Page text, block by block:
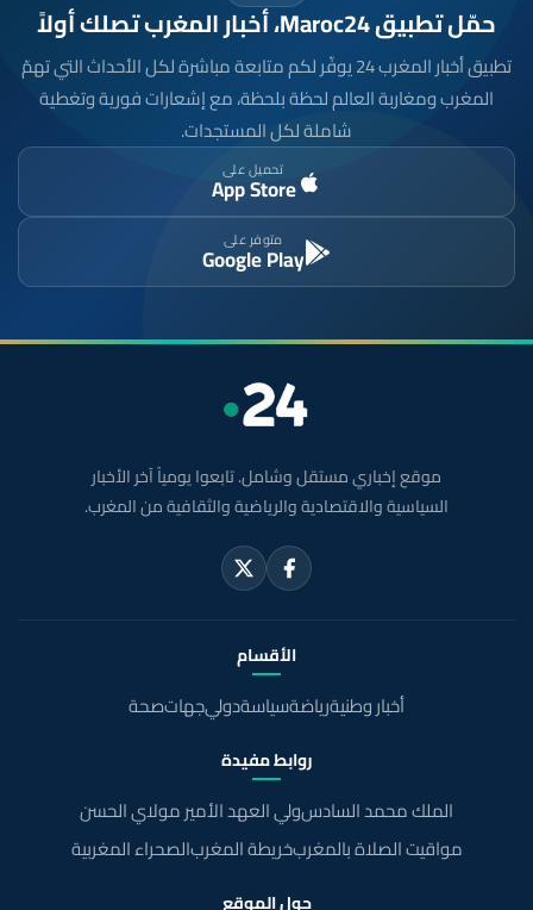
حمّل تطبيق Maroc24، أخبار المغرب تصلك أولاً
تطبيق أخبار المغرب 24 يوفّر لكم متابعة مباشرة لكل الأحداث التي تهمّ
المغرب ومغاربة العالم لحظة بلحظة، مع إشعارات فورية وتغطية
شاملة لكل المستجدات.
تحميل على
App Store
متوفر على
Google Play
موقع إخباري مستقل وشامل. تابعوا يومياً آخر الأخبار
السياسية والاقتصادية والرياضية والثقافية من المغرب.
الأقسام
أخبار وطنيةرياضةسياسةدوليجهاتصحة
روابط مفيدة
الملك محمد السادسولي العهد الأمير مولاي الحسن
مواقيت الصلاة بالمغربخريطة المغربالصحراء المغربية
حول الموقع